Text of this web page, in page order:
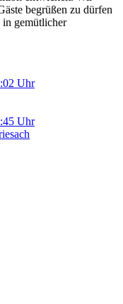
begrüßen zu dürfen
in gemütlicher
Uhr
Uhr